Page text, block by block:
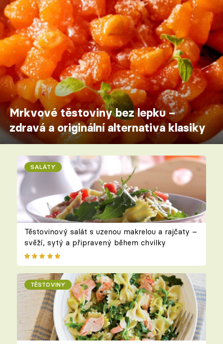
Mrkvové těstoviny bez lepku –
zdravá a originální alternativa klasiky
SALÁTY
Těstovinový salát s uzenou makrelou a rajčaty –
svěží, sytý a připravený během chvilky
TĚSTOVINY